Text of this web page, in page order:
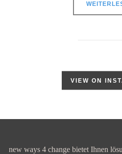
VIEW ON
new ways 4 change bietet Ihnen